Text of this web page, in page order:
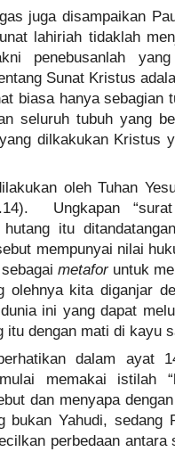
juga disampaikan
lahiriah tidaklah
penebusanlah
Sunat Kristus
biasa hanya sebagian
seluruh tubuh yang
dilkakukan Kristus
oleh Tuhan
Ungkapan
hutang itu
mempunyai nilai
metaforuntuk
olehnya kita diganjar
ini yang dapat
itu dengan mati di kayu
dalam ayat
memakai istilah
dan menyapa
bukan Yahudi, sedang
perbedaan